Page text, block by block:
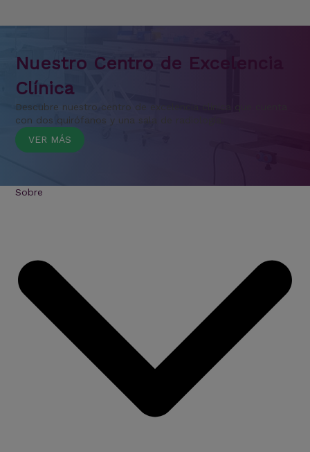
Nuestro Centro de Excelencia
Clínica
Descubre nuestro centro de excelencia clínica que cuenta
con dos quirófanos y una sala de radiología.
VER MÁS
Sobre